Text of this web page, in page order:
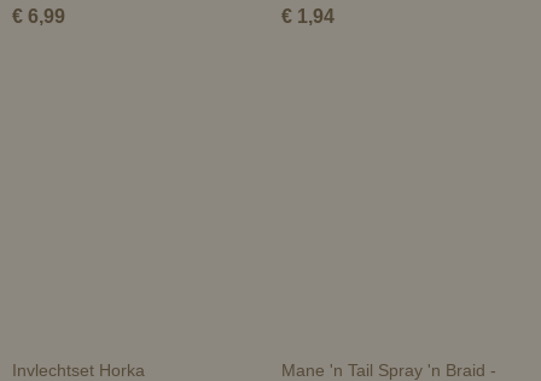
€ 6,99 € 1,94
Invlechtset Horka
Mane 'n Tail Spray 'n Braid -